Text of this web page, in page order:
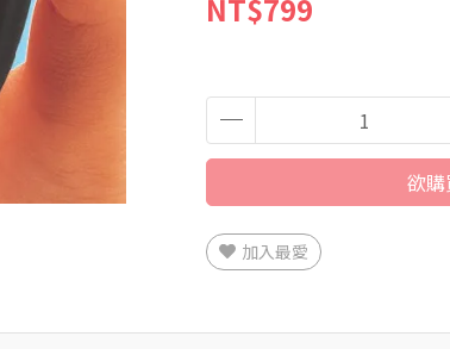
NT$799
欲
加入最愛